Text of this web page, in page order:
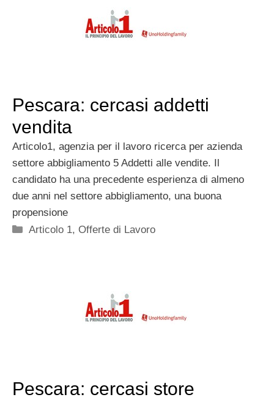
Pescara: cercasi addetti
vendita
Articolo1, agenzia per il lavoro ricerca per azienda
settore abbigliamento 5 Addetti alle vendite. Il
candidato ha una precedente esperienza di almeno
due anni nel settore abbigliamento, una buona
propensione
Categorie
Articolo 1,Offerte di Lavoro
Pescara: cercasi store